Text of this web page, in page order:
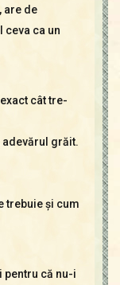
are de
ceva ca un
cât tre-
adevărul grăit.
trebuie şi cum
pentru că nu-i